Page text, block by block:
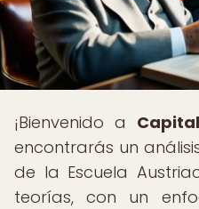
¡Bienvenido a
encontrarás un
de la Escuela
teorías, con un